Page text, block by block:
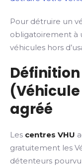
Pour détruire un
obligatoirement à
véhicules hors
Définition
(Véhicule
agréé
Les centres VHU
gratuitement les
détenteurs pourvu